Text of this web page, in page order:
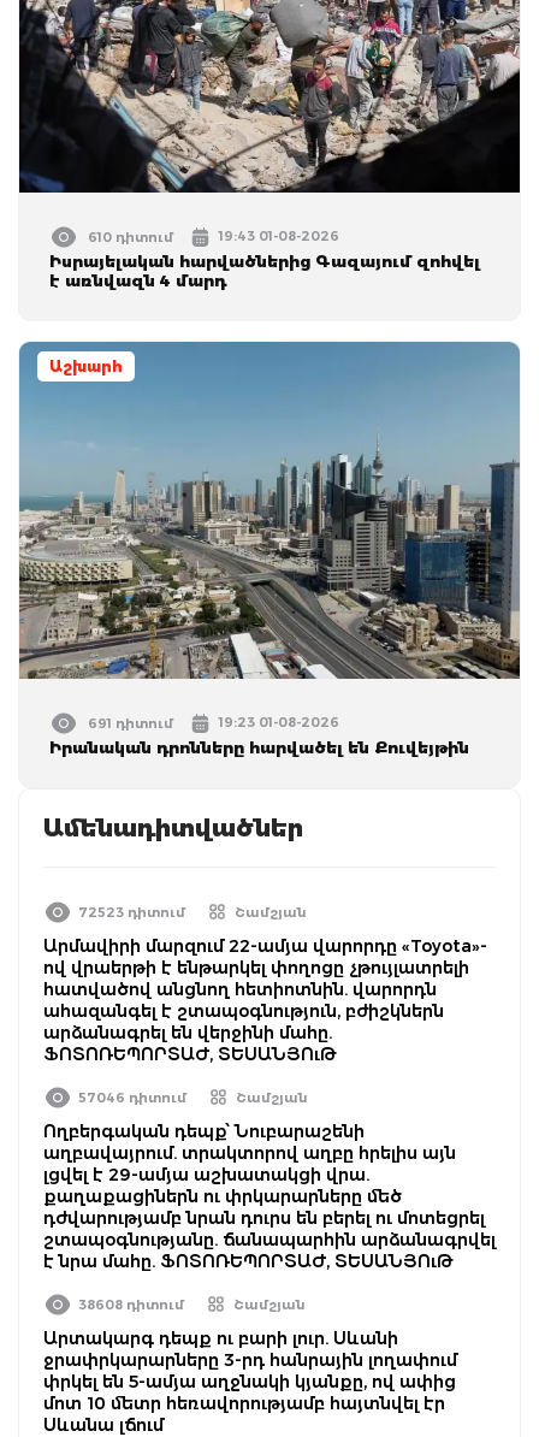
610 դիտում 19:43 01-08-2026
Իսրայելական հարվածներից Գազայում զոհվել
է առնվազն 4 մարդ
Աշխարհ
691 դիտում 19:23 01-08-2026
Իրանական դրոնները հարվածել են Քուվեյթին
Ամենադիտվածներ
72523 դիտում Շամշյան
Արմավիրի մարզում 22-ամյա վարորդը «Toyota»-
ով վրաերթի է ենթարկել փողոցը չթույլատրելի
հատվածով անցնող հետիոտնին. վարորդն
ահազանգել է շտապօգնություն, բժիշկներն
արձանագրել են վերջինի մահը.
ՖՈՏՈՌԵՊՈՐՏԱԺ, ՏԵՍԱՆՅՈւԹ
57046 դիտում Շամշյան
Ողբերգական դեպք՝ Նուբարաշենի
աղբավայրում. տրակտորով աղբը հրելիս այն
լցվել է 29-ամյա աշխատակցի վրա.
քաղաքացիներն ու փրկարարները մեծ
դժվարությամբ նրան դուրս են բերել ու մոտեցրել
շտապօգնությանը. ճանապարհին արձանագրվել
է նրա մահը. ՖՈՏՈՌԵՊՈՐՏԱԺ, ՏԵՍԱՆՅՈւԹ
38608 դիտում Շամշյան
Արտակարգ դեպք ու բարի լուր. Սևանի
ջրափրկարարները 3-րդ հանրային լողափում
փրկել են 5-ամյա աղջնակի կյանքը, ով ափից
մոտ 10 մետր հեռավորությամբ հայտնվել էր
Սևանա լճում